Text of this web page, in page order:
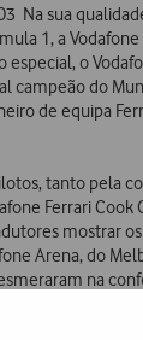
 Na sua
1, a
o
campeão do
de equipa
tanto pela
Ferrari Cook
mostrar
Arena, do
na
modelo